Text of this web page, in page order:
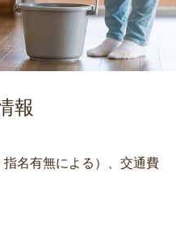
報
指名有無による）、交通費